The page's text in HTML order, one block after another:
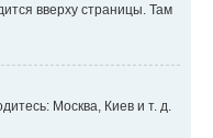
вверху страницы. Там
Москва, Киев и т. д.